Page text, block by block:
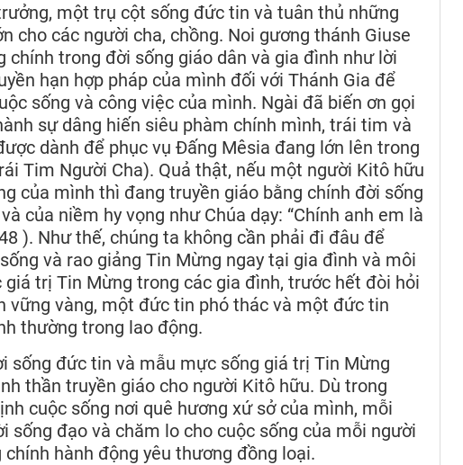
một trụ cột sống đức tin và tuân thủ những
cho các người cha, chồng. Noi gương thánh Giuse
trong đời sống giáo dân và gia đình như lời
hạn hợp pháp của mình đối với Thánh Gia để
sống và công việc của mình. Ngài đã biến ơn gọi
sự dâng hiến siêu phàm chính mình, trái tim và
dành để phục vụ Đấng Mêsia đang lớn lên trong
Tim Người Cha). Quả thật, nếu một người Kitô hữu
của mình thì đang truyền giáo bằng chính đời sống
của niềm hy vọng như Chúa dạy: “Chính anh em là
). Như thế, chúng ta không cần phải đi đâu để
và rao giảng Tin Mừng ngay tại gia đình và môi
trị Tin Mừng trong các gia đình, trước hết đòi hỏi
vàng, một đức tin phó thác và một đức tin
thường trong lao động.
sống đức tin và mẫu mực sống giá trị Tin Mừng
thần truyền giáo cho người Kitô hữu. Dù trong
cuộc sống nơi quê hương xứ sở của mình, mỗi
sống đạo và chăm lo cho cuộc sống của mỗi người
hành động yêu thương đồng loại.